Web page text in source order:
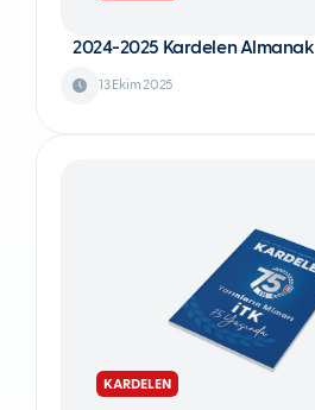
2024-2025 Kardelen Almanak
13 Ekim 2025
KARDELEN